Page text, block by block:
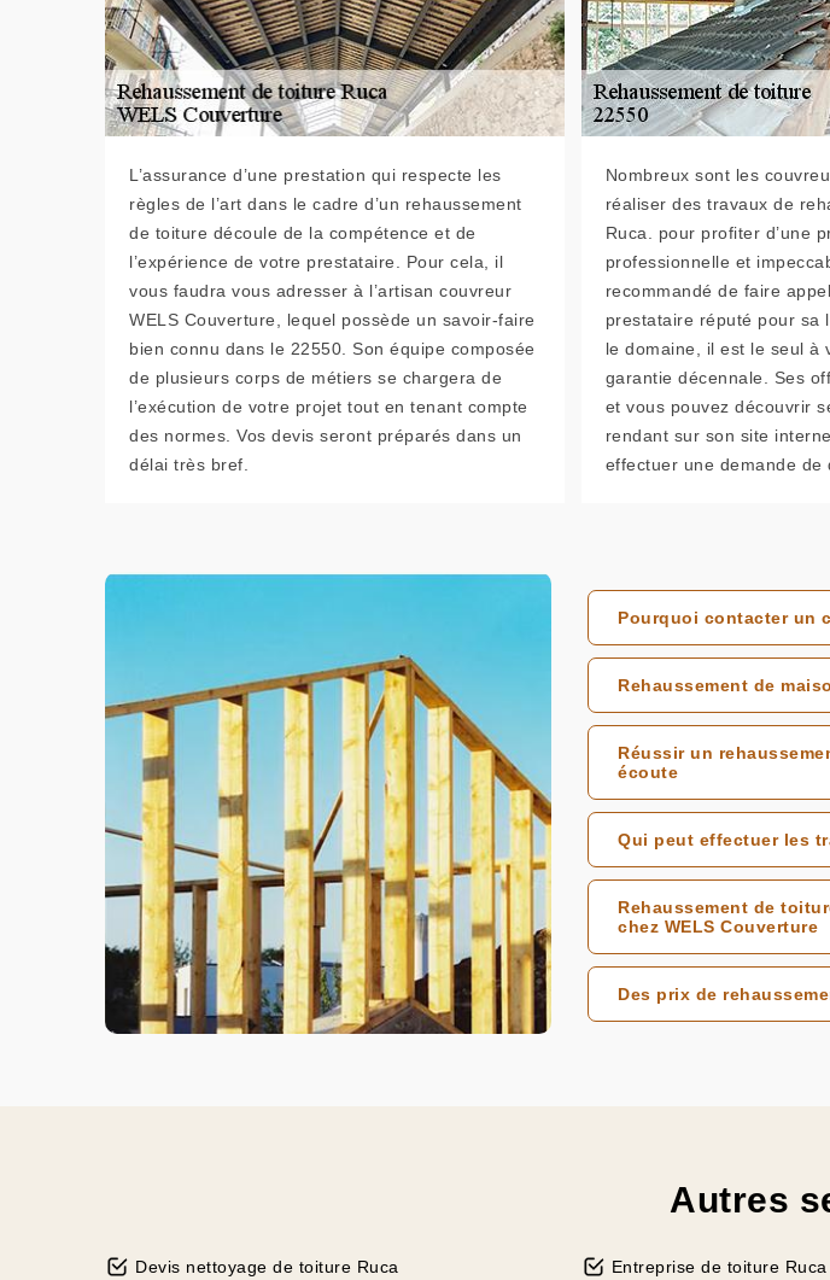
L’assurance d’une prestation qui respecte les
règles de l’art dans le cadre d’un rehaussement
de toiture découle de la compétence et de
l’expérience de votre prestataire. Pour cela, il
vous faudra vous adresser à l’artisan couvreur
WELS Couverture, lequel possède un savoir-faire
bien connu dans le 22550. Son équipe composée
de plusieurs corps de métiers se chargera de
l’exécution de votre projet tout en tenant compte
des normes. Vos devis seront préparés dans un
délai très bref.
Nombreux sont les
réaliser des travaux de
Ruca. pour profiter d’une
professionnelle et
recommandé de faire
prestataire réputé pour sa
le domaine, il est le seul à
garantie décennale. Ses
et vous pouvez découvrir
rendant sur son site
effectuer une demande de
Pourquoi contacter un
Rehaussement de
Réussir un
écoute
Qui peut effectuer les
Rehaussement de
chez WELS Couverture
Des prix de
Autres
Devis nettoyage de toiture Ruca Entreprise de toiture Ruca